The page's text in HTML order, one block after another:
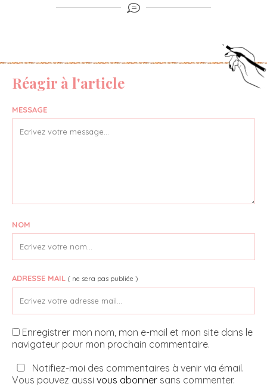
Réagir à l'article
MESSAGE
NOM
ADRESSE MAIL ( ne sera pas publiée )
Enregistrer mon nom, mon e-mail et mon site dans le
navigateur pour mon prochain commentaire.
Notifiez-moi des commentaires à venir via émail.
Vous pouvez aussi vous abonner sans commenter.